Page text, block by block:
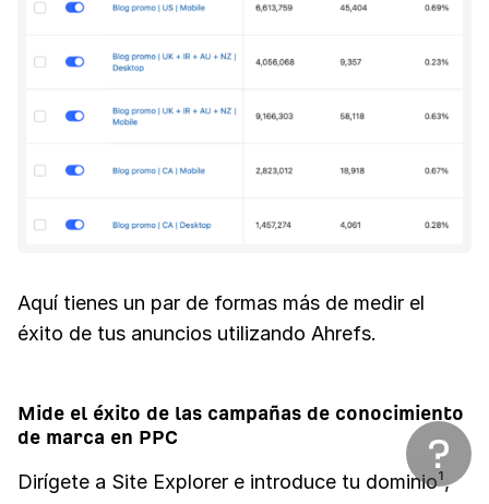
Aquí tienes un par de formas más de medir el
éxito de tus anuncios utilizando Ahrefs.
Mide el éxito de las campañas de conocimiento
de marca en PPC
Dirígete a Site Explorer e introduce tu dominio¹,